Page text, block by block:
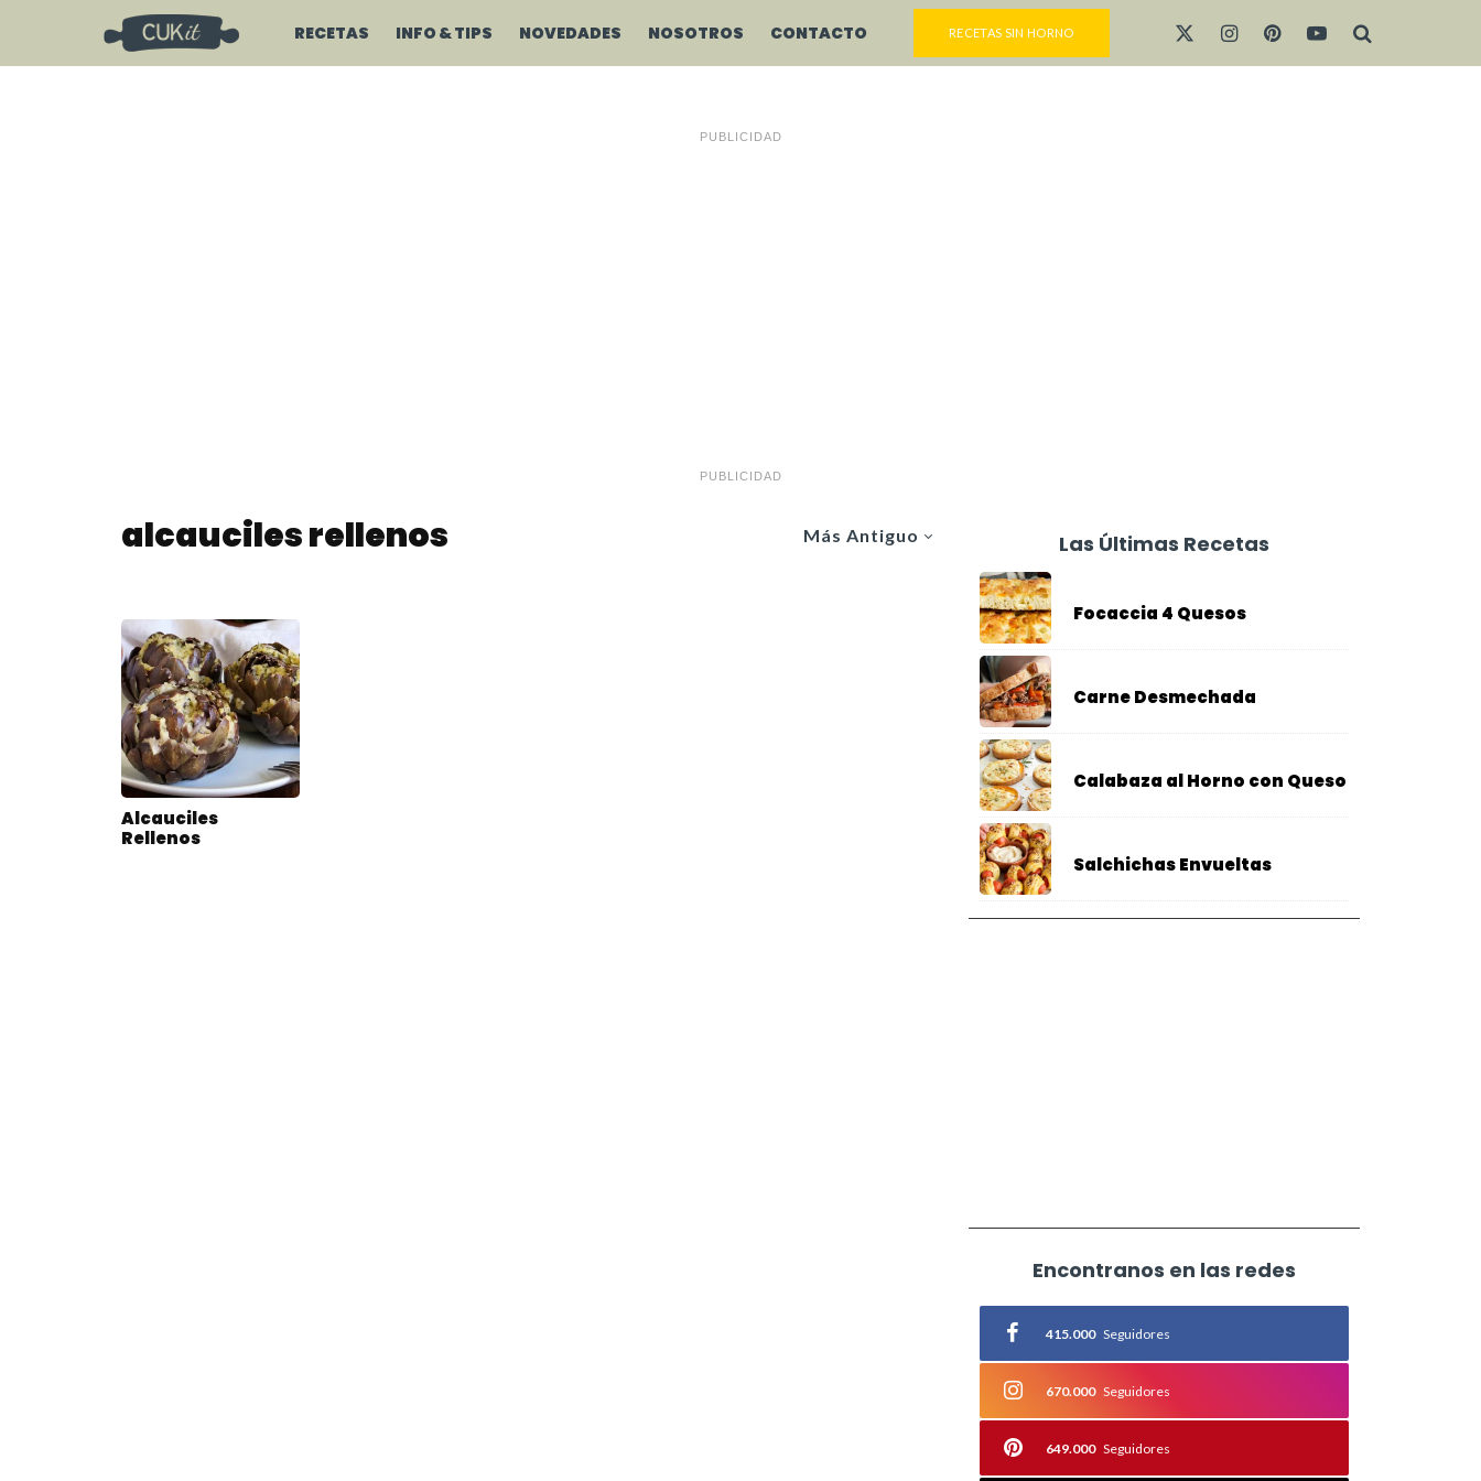
RECETAS INFO & TIPS NOVEDADES NOSOTROS CONTACTO RECETAS SIN HORNO
PUBLICIDAD
PUBLICIDAD
Más Antiguo
alcauciles rellenos
Alcauciles
Rellenos
Las Últimas Recetas
Focaccia 4 Quesos
Carne Desmechada
Calabaza al Horno con Queso
Salchichas Envueltas
Encontranos en las redes
415.000 Seguidores
670.000 Seguidores
649.000 Seguidores